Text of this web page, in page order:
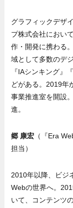
グラフィックデザ
プ株式会社におい
作・開発に携わる
域として多数のデ
『IAシンキング』
どがある。2019年
事業推進室を開設
進。
郷 康宏 （『Era
担当）
2010年以降、ビジ
Webの世界へ。
いて、コンテンツ